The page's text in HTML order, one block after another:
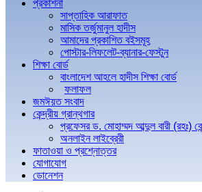
প্রকাশনা
সাপ্তাহিক আরাফাত
মাসিক তর্জুমানুল হাদীস
আমাদের প্রকাশিত বইসমূহ
পোস্টার-লিফলেট-ব্যানার-ফেস্টুন
শিক্ষা বোর্ড
বাংলাদেশ আহলে হাদীস শিক্ষা বোর্ড
ফলাফল
জমঈয়ত সংবাদ
কেন্দ্রীয় গ্রান্থগার
প্রফেসর ড. মোহাম্মদ আব্দুল বারী (রহঃ)
অনলাইন লাইব্রেরী
ফাতাওয়া ও প্রশ্নোত্তর
যোগাযোগ
ডোনেশন